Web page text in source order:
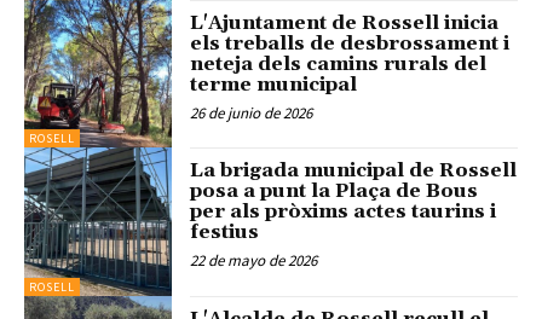
ROSELL
L'Ajuntament de Rossell inicia
els treballs de desbrossament i
neteja dels camins rurals del
terme municipal
26 de junio de 2026
ROSELL
La brigada municipal de Rossell
posa a punt la Plaça de Bous
per als pròxims actes taurins i
festius
22 de mayo de 2026